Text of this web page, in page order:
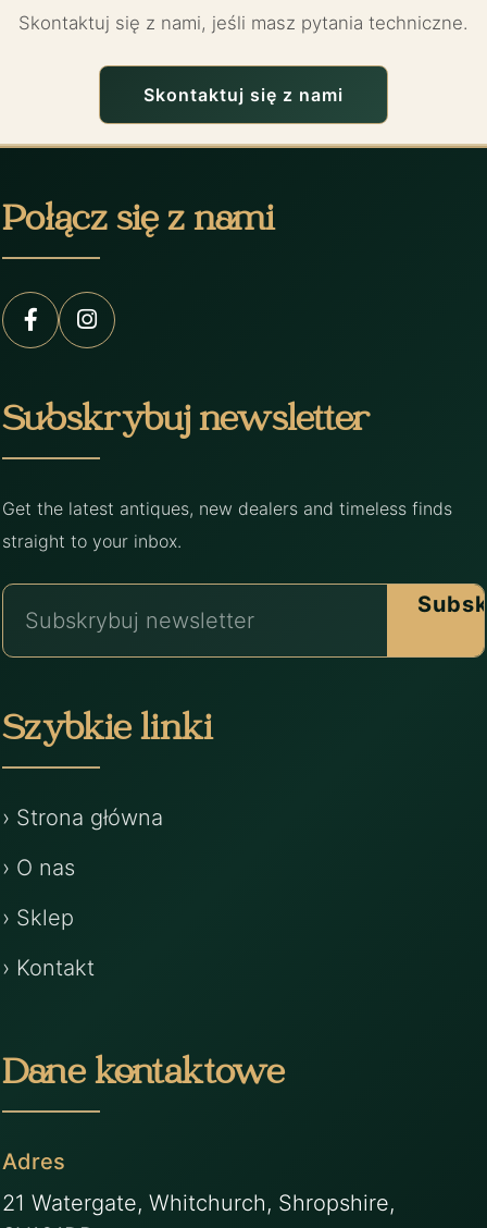
Skontaktuj się z nami, jeśli masz pytania techniczne.
Skontaktuj się z nami
Połącz się z nami
Subskrybuj newsletter
Get the latest antiques, new dealers and timeless finds
straight to your inbox.
Szybkie linki
› Strona główna
› O nas
› Sklep
› Kontakt
Dane kontaktowe
Adres
21 Watergate, Whitchurch, Shropshire,